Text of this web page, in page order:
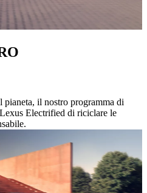
pianeta, il nostro programma di
Electrified di riciclare le